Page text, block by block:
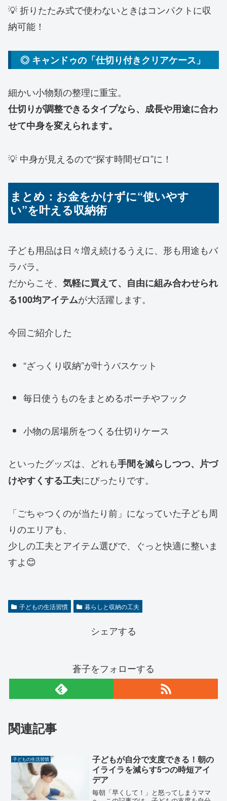
💡 折りたたみ式で使わないときはコンパクトに収
納可能！
◎ キャンドゥの「仕切り付きクリアケース」
細かい小物類の整理に重宝。
仕切りが調整できるタイプなら、成長や用途に合わ
せて中身を変えられます。
💡 中身が見えるので“探す時間ゼロ”に！
まとめ：お金をかけずに“使いやす
い”を叶える収納術
子ども用品は日々増え続けるうえに、形も用途もバ
ラバラ。
だからこそ、 気軽に買えて、自由に組み合わせられ
る100均アイテムが大活躍します。
今回ご紹介した
“ざっくり収納”が叶うバスケット
毎日使うものをまとめるポーチやフック
小物の居場所をつくる仕切りケース
といったグッズは、どれも手間を減らしつつ、片づ
けやすくする工夫にぴったりです。
「ごちゃつくのが当たり前」になっていた子ども周
りのエリアも、
少しの工夫とアイテム選びで、ぐっと快適に整いま
すよ😊
子どもの生活習慣 暮らしと収納の工夫
シェアする
蒼子をフォローする
関連記事
子どもの生活習慣
子どもが自分で支度できる！朝の
イライラを減らす5つの時短アイ
デア
毎朝「早くして！」と怒ってしまうママ